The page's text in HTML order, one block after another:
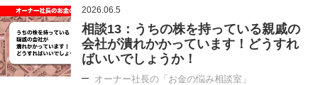
2026.06.5
相談13：うちの株を持っている親戚の
会社が潰れかかっています！どうすれ
ばいいでしょうか！
オーナー社長の「お金の悩み相談室」